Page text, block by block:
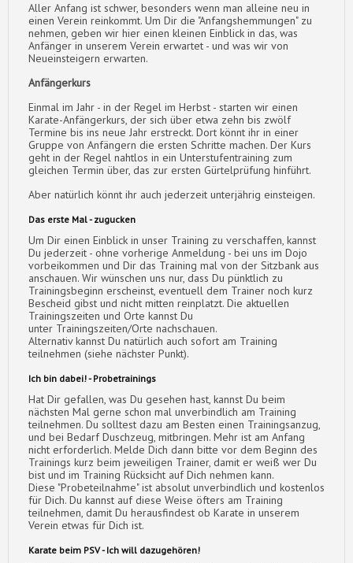
Aller Anfang ist schwer, besonders wenn man alleine neu in
einen Verein reinkommt. Um Dir die "Anfangshemmungen" zu
nehmen, geben wir hier einen kleinen Einblick in das, was
Anfänger in unserem Verein erwartet - und was wir von
Neueinsteigern erwarten.
Anfängerkurs
Einmal im Jahr - in der Regel im Herbst - starten wir einen
Karate-Anfängerkurs, der sich über etwa zehn bis zwölf
Termine bis ins neue Jahr erstreckt. Dort könnt ihr in einer
Gruppe von Anfängern die ersten Schritte machen. Der Kurs
geht in der Regel nahtlos in ein Unterstufentraining zum
gleichen Termin über, das zur ersten Gürtelprüfung hinführt.
Aber natürlich könnt ihr auch jederzeit unterjährig einsteigen.
Das erste Mal - zugucken
Um Dir einen Einblick in unser Training zu verschaffen, kannst
Du jederzeit - ohne vorherige Anmeldung - bei uns im Dojo
vorbeikommen und Dir das Training mal von der Sitzbank aus
anschauen. Wir wünschen uns nur, dass Du pünktlich zu
Trainingsbeginn erscheinst, eventuell dem Trainer noch kurz
Bescheid gibst und nicht mitten reinplatzt. Die aktuellen
Trainingszeiten und Orte kannst Du
unter Trainingszeiten/Orte nachschauen.
Alternativ kannst Du natürlich auch sofort am Training
teilnehmen (siehe nächster Punkt).
Ich bin dabei! - Probetrainings
Hat Dir gefallen, was Du gesehen hast, kannst Du beim
nächsten Mal gerne schon mal unverbindlich am Training
teilnehmen. Du solltest dazu am Besten einen Trainingsanzug,
und bei Bedarf Duschzeug, mitbringen. Mehr ist am Anfang
nicht erforderlich. Melde Dich dann bitte vor dem Beginn des
Trainings kurz beim jeweiligen Trainer, damit er weiß wer Du
bist und im Training Rücksicht auf Dich nehmen kann.
Diese "Probeteilnahme" ist absolut unverbindlich und kostenlos
für Dich. Du kannst auf diese Weise öfters am Training
teilnehmen, damit Du herausfindest ob Karate in unserem
Verein etwas für Dich ist.
Karate beim PSV - Ich will dazugehören!